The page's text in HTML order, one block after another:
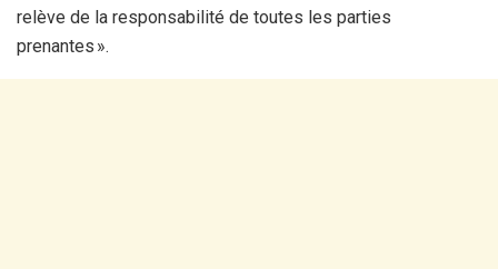
relève de la responsabilité de toutes les parties
prenantes ».